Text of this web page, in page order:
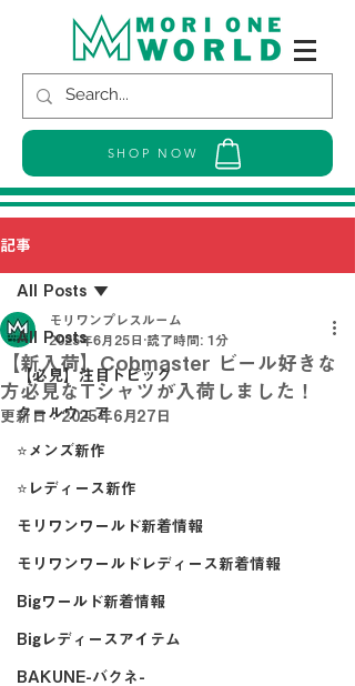
SHOP NOW
記事
All Posts
【必見】注目トピック
クールウェア
⭐メンズ新作
⭐レディース新作
モリワンワールド新着情報
モリワンワールドレディース新着情報
Bigワールド新着情報
Bigレディースアイテム
BAKUNE-バクネ-
All Posts
【新入荷】Cobmaster ビール好きな
方必見なTシャツが入荷しました！
モリワンプレスルーム
2025年6月25日 読了時間: 1分
更新日：2025年6月27日